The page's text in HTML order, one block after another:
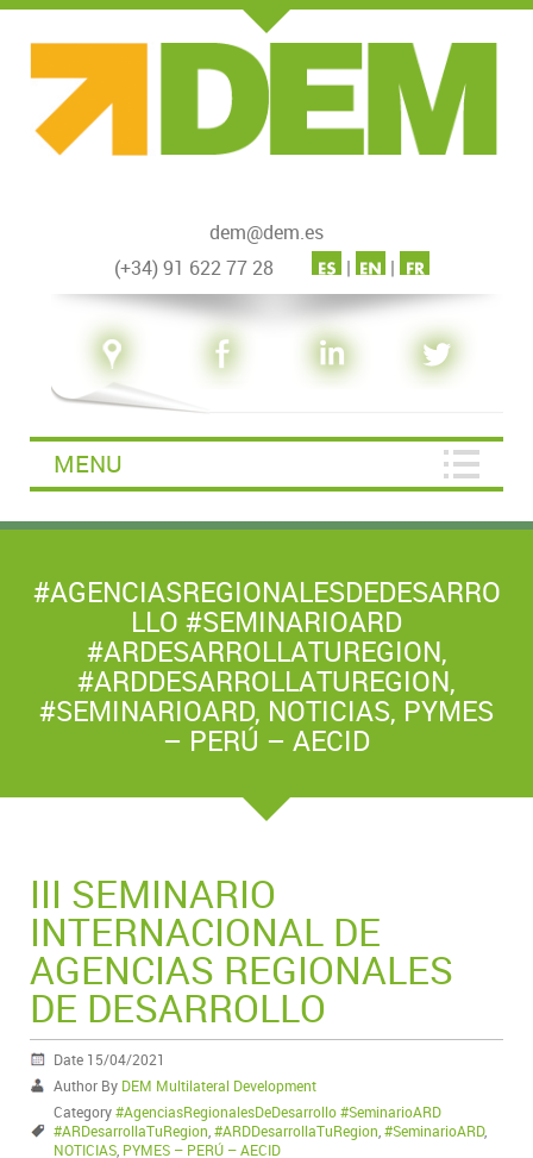
dem@dem.es
(+34) 91 622 77 28
| |
MENU
#AGENCIASREGIONALESDEDESARRO
LLO #SEMINARIOARD
#ARDESARROLLATUREGION,
#ARDDESARROLLATUREGION,
#SEMINARIOARD, NOTICIAS, PYMES
– PERÚ – AECID
III SEMINARIO
INTERNACIONAL DE
AGENCIAS REGIONALES
DE DESARROLLO
Date 15/04/2021
Author By DEM Multilateral Development
Category#AgenciasRegionalesDeDesarrollo #SeminarioARD
#ARDesarrollaTuRegion #ARDDesarrollaTuRegion #SeminarioARD,
NOTICIAS PYMES – PERÚ – AECID